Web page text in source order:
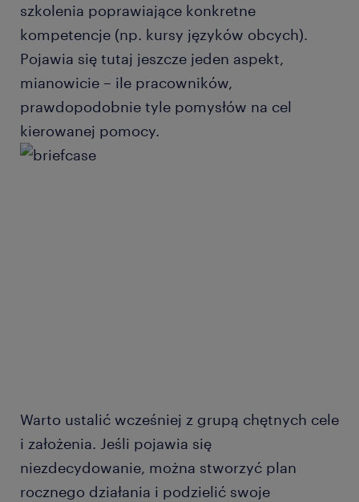
szkolenia poprawiające konkretne
kompetencje (np. kursy języków obcych).
Pojawia się tutaj jeszcze jeden aspekt,
mianowicie – ile pracowników,
prawdopodobnie tyle pomysłów na cel
kierowanej pomocy.
Warto ustalić wcześniej z grupą chętnych cele
i założenia. Jeśli pojawia się
niezdecydowanie, można stworzyć plan
rocznego działania i podzielić swoje